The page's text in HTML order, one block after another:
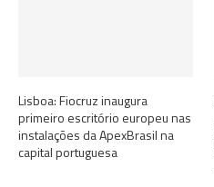
Lisboa: Fiocruz inaugura
primeiro escritório europeu nas
instalações da ApexBrasil na
capital portuguesa